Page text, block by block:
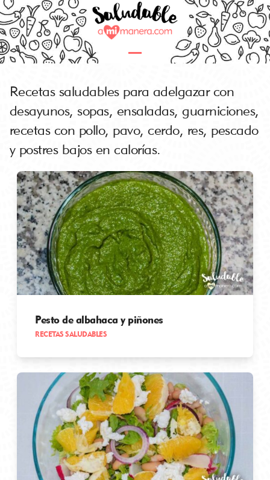
Skip
to
content
menu
menu
Recetas saludables para adelgazar con
desayunos, sopas, ensaladas, guarniciones,
recetas con pollo, pavo, cerdo, res, pescado
y postres bajos en calorías.
Pesto de albahaca y piñones
RECETAS SALUDABLES